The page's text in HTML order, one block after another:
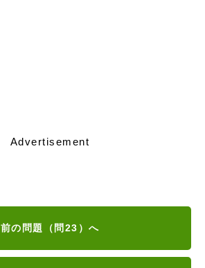
Advertisement
前の問題（問23）へ